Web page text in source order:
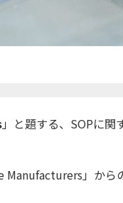
」と題する、SOPに関
」から